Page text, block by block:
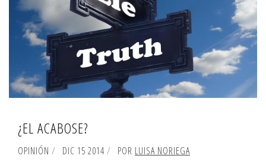
¿EL ACABOSE?
OPINIÓN DIC 15 2014 POR LUISA NORIEGA